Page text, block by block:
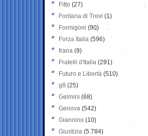
Fitto (27)
Fontana di Trevi (1)
Formigoni (90)
Forza Italia (596)
frana (9)
Fratelli d'Italia (291)
Futuro e Libertà (510)
g8 (25)
Gelmini (68)
Genova (542)
Giannino (10)
Giustizia (5.784)